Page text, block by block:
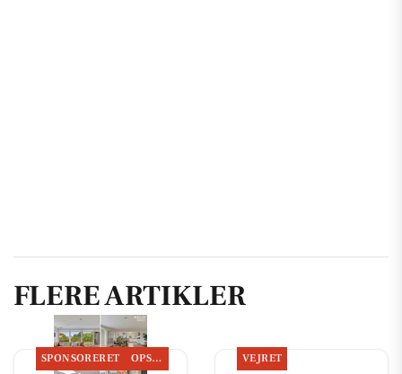
FLERE ARTIKLER
SPONSORERET OPSLAGSTAVLEN VEJRET